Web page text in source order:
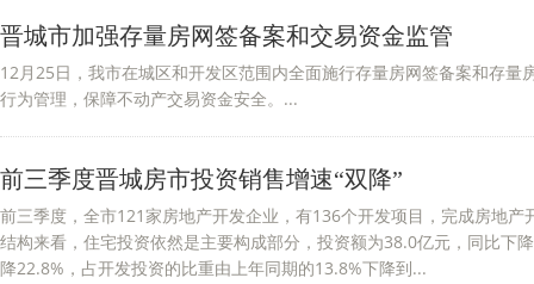
晋城市加强存量房网签备案和交易资金监管
12月25日，我市在城区和开发区范围内全面施行存量房网签备案和存量
行为管理，保障不动产交易资金安全。...
前三季度晋城房市投资销售增速“双降”
前三季度，全市121家房地产开发企业，有136个开发项目，完成房地
结构来看，住宅投资依然是主要构成部分，投资额为38.0亿元，同比下
降22.8%，占开发投资的比重由上年同期的13.8%下降到...